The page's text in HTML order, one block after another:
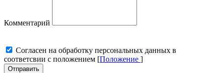
Комментарий
Cогласен на обработку персональных данных в
соответсвии с положением [Положение ]
Отправить